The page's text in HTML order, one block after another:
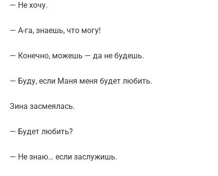
— Не хочу.
— А-га, знаешь, что могу!
— Конечно, можешь — да не будешь.
— Буду, если Маня меня будет любить.
Зина засмеялась.
— Будет любить?
— Не знаю… если заслужишь.